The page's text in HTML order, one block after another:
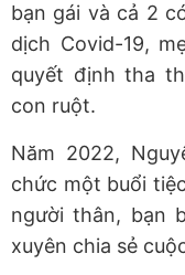
bạn gái và cả 2
dịch Covid-19,
quyết định tha
con ruột.
Năm 2022,
chức một buổi
người thân, bạn
xuyên chia sẻ